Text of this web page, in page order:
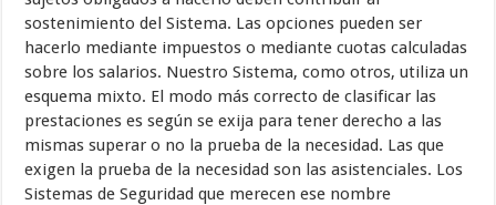
sostenimiento del Sistema. Las opciones pueden ser
hacerlo mediante impuestos o mediante cuotas calculadas
sobre los salarios. Nuestro Sistema, como otros, utiliza un
esquema mixto. El modo más correcto de clasificar las
prestaciones es según se exija para tener derecho a las
mismas superar o no la prueba de la necesidad. Las que
exigen la prueba de la necesidad son las asistenciales. Los
Sistemas de Seguridad que merecen ese nombre